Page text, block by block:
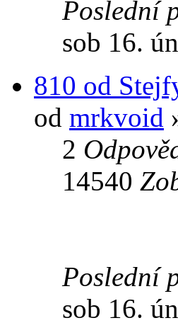
Poslední
sob 16.
810 od
od mrkvoid
2
14540
Poslední
sob 16.